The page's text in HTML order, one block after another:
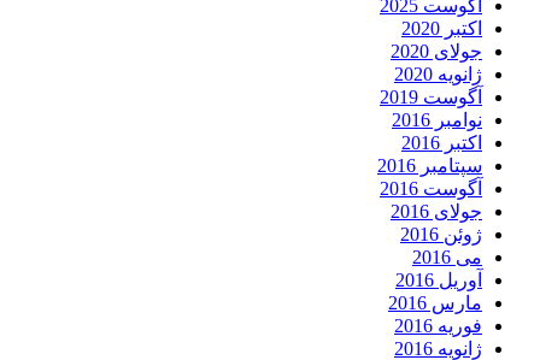
آگوست 2025
اکتبر 2020
جولای 2020
ژانویه 2020
آگوست 2019
نوامبر 2016
اکتبر 2016
سپتامبر 2016
آگوست 2016
جولای 2016
ژوئن 2016
می 2016
آوریل 2016
مارس 2016
فوریه 2016
ژانویه 2016